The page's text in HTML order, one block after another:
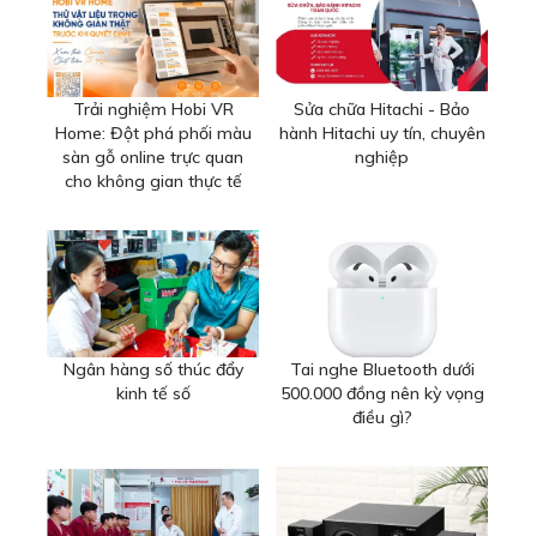
Trải nghiệm Hobi VR
Home: Đột phá phối màu
sàn gỗ online trực quan
cho không gian thực tế
Sửa chữa Hitachi - Bảo
hành Hitachi uy tín, chuyên
nghiệp
Ngân hàng số thúc đẩy
kinh tế số
Tai nghe Bluetooth dưới
500.000 đồng nên kỳ vọng
điều gì?